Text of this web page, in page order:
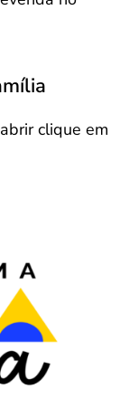
clique em